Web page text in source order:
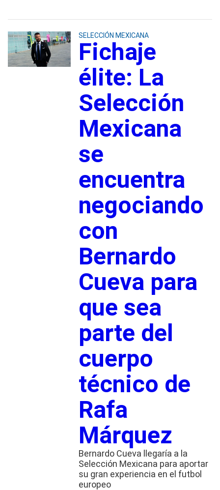
SELECCIÓN MEXICANA
Fichaje
élite: La
Selección
Mexicana
se
encuentra
negociando
con
Bernardo
Cueva para
que sea
parte del
cuerpo
técnico de
Rafa
Márquez
Bernardo Cueva llegaría a la
Selección Mexicana para aportar
su gran experiencia en el futbol
europeo